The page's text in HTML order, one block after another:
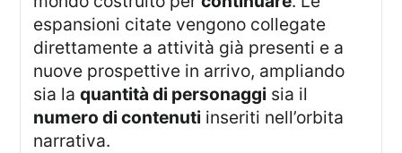
espansioni citate vengono collegate
direttamente a attività già presenti e a
nuove prospettive in arrivo, ampliando
sia laquantità di personaggi sia il
numero di contenuti inseriti nell’orbita
narrativa.